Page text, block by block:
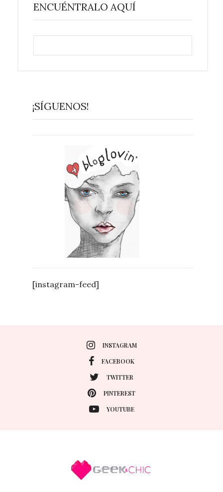
ENCUÉNTRALO AQUÍ
¡SÍGUENOS!
[instagram-feed]
INSTAGRAM
FACEBOOK
TWITTER
PINTEREST
YOUTUBE